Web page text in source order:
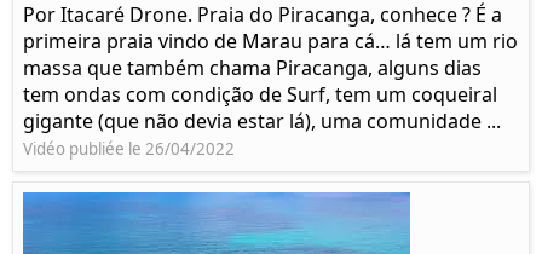
Por Itacaré Drone. Praia do Piracanga, conhece ? É a
primeira praia vindo de Marau para cá… lá tem um rio
massa que também chama Piracanga, alguns dias
tem ondas com condição de Surf, tem um coqueiral
gigante (que não devia estar lá), uma comunidade ...
Vidéo publiée le 26/04/2022